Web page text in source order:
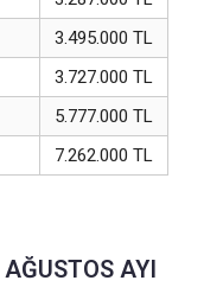
3.495.000 TL
3.727.000 TL
5.777.000 TL
7.262.000 TL
AYI